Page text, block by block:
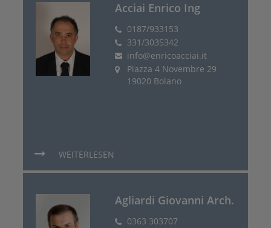
Acciai Enrico Ing
0187/933153
331/3035342
info@enricoacciai.it
Piazza 4 Novembre 29
19020 Bolano
WEITERLESEN
Agliardi Giovanni Arch.
0363 303707